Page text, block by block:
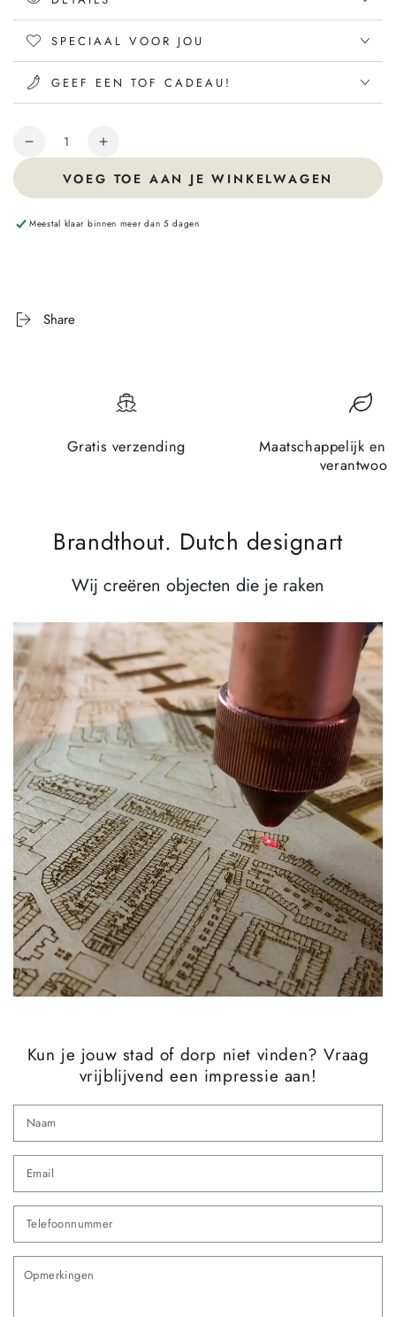
SPECIAAL VOOR JOU
GEEF EEN TOF CADEAU!
Hoeveelheid
VOEG TOE AAN JE WINKELWAGEN
Meestal klaar binnen meer dan 5 dagen
Share
Gratis verzending
Maatschappelijk en
Brandthout. Dutch designart
Wij creëren objecten die je raken
Kun je jouw stad of dorp niet vinden? Vraag
vrijblijvend een impressie aan!
*